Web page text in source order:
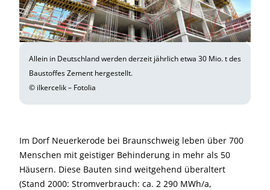
Allein in Deutschland werden derzeit jährlich etwa 30 Mio. t des
Baustoffes Zement hergestellt.
© ilkercelik – Fotolia
Im Dorf Neuerkerode bei Braunschweig leben über 700
Menschen mit geistiger Behinderung in mehr als 50
Häusern. Diese Bauten sind weitgehend überaltert
(Stand 2000: Stromverbrauch: ca. 2 290 MWh/a,